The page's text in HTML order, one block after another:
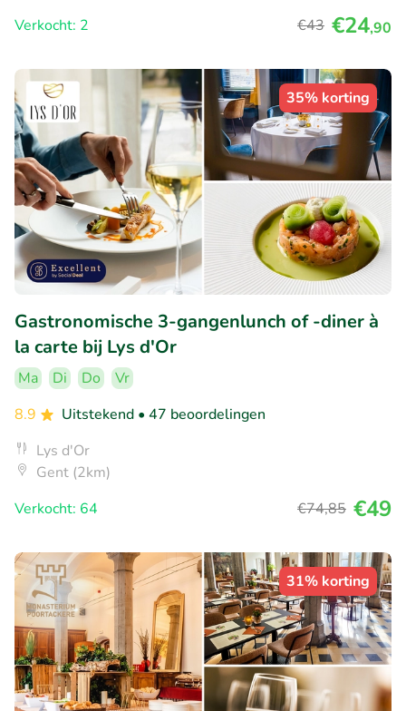
Verkocht: 2
€43 €24,90
35% korting
Gastronomische 3-gangenlunch of -diner à
la carte bij Lys d'Or
Ma Di Do
Vr
8.9
Uitstekend • 47 beoordelingen
Lys d'Or
Gent (2km)
Verkocht: 64
€74,85 €49
31% korting